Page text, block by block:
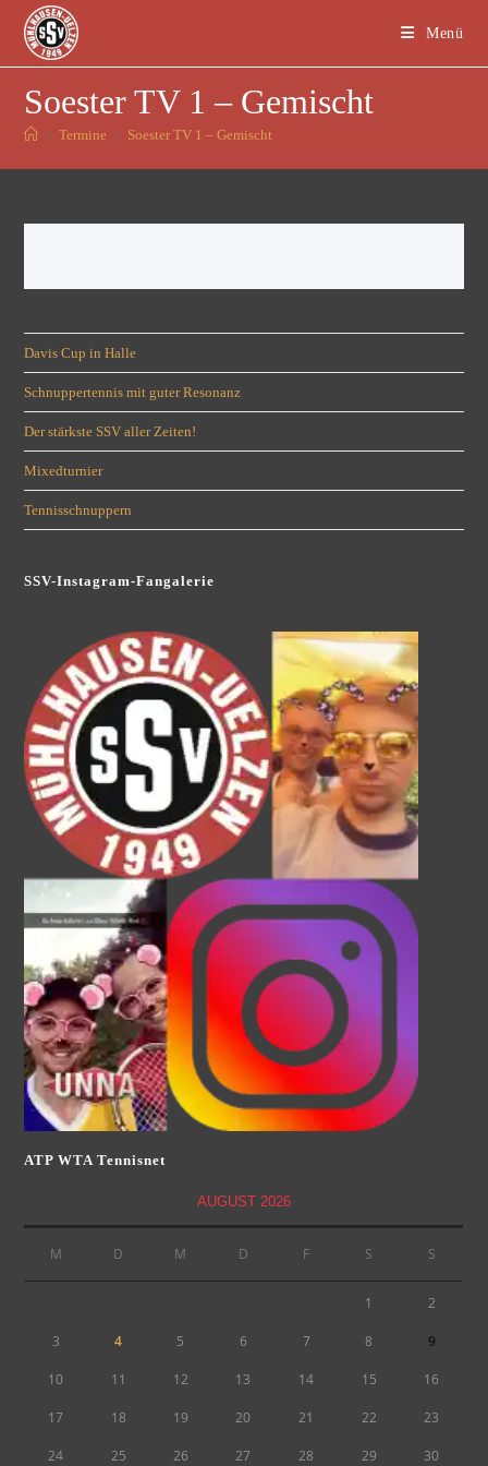
Menü
Soester TV 1 – Gemischt
> Termine > Soester TV 1 – Gemischt
Davis Cup in Halle
Schnuppertennis mit guter Resonanz
Der stärkste SSV aller Zeiten!
Mixedturnier
Tennisschnuppern
SSV-Instagram-Fangalerie
ATP WTA Tennisnet
AUGUST 2026
M D M D F S S
1 2
3 4 5 6 7 8 9
10 11 12 13 14 15 16
17 18 19 20 21 22 23
24 25 26 27 28 29 30